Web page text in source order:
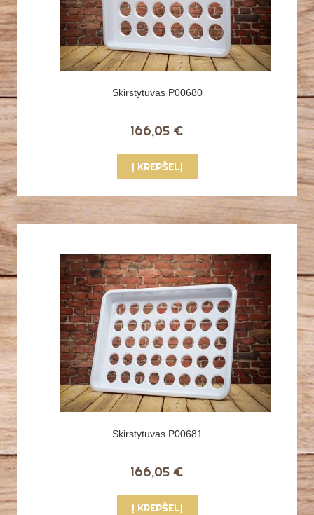
Skirstytuvas P00680
166,05 €
Į KREPŠELĮ
Skirstytuvas P00681
166,05 €
Į KREPŠELĮ